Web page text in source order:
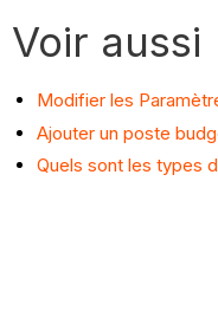
Voir aussi
Modifier les
Ajouter un poste
Quels sont les types